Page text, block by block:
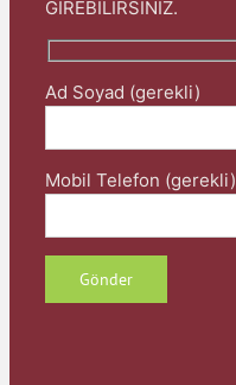
GİREBİLİRSİNİZ.
Ad Soyad (gerekli)
Mobil Telefon (gerekli)